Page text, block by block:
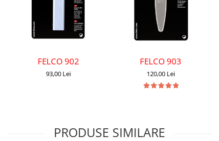
FELCO 902
93,00 Lei
FELCO 903
120,00 Lei
PRODUSE SIMILARE